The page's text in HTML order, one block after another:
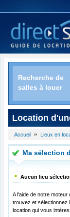
Recherche de
salles à louer
Location
Accueil Lieux en
Ma sélection
Aucun lieu
A l'aide de notre moteur
trouvez et sélectionnez
location qui vous